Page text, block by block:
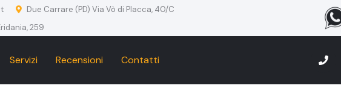
Due Carrare (PD) Via Vò di Placca, 40/C
259
Servizi Recensioni Contatti